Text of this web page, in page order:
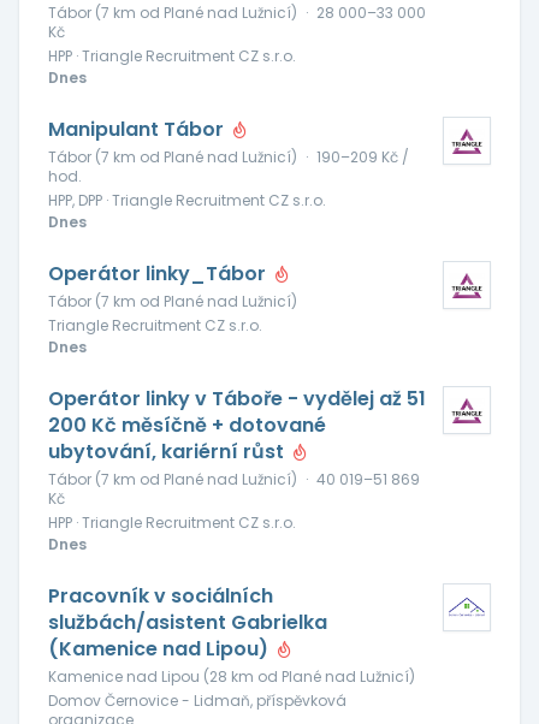
Tábor (7 km od Plané nad Lužnicí) · 28 000–33 000
Kč
HPP · Triangle Recruitment CZ s.r.o.
Dnes
Manipulant Tábor
Tábor (7 km od Plané nad Lužnicí) · 190–209 Kč /
hod.
HPP, DPP · Triangle Recruitment CZ s.r.o.
Dnes
Operátor linky_Tábor
Tábor (7 km od Plané nad Lužnicí)
Triangle Recruitment CZ s.r.o.
Dnes
Operátor linky v Táboře - vydělej až 51
200 Kč měsíčně + dotované
ubytování, kariérní růst
Tábor (7 km od Plané nad Lužnicí) · 40 019–51 869
Kč
HPP · Triangle Recruitment CZ s.r.o.
Dnes
Pracovník v sociálních
službách/asistent Gabrielka
(Kamenice nad Lipou)
Kamenice nad Lipou (28 km od Plané nad Lužnicí)
Domov Černovice - Lidmaň, příspěvková
organizace